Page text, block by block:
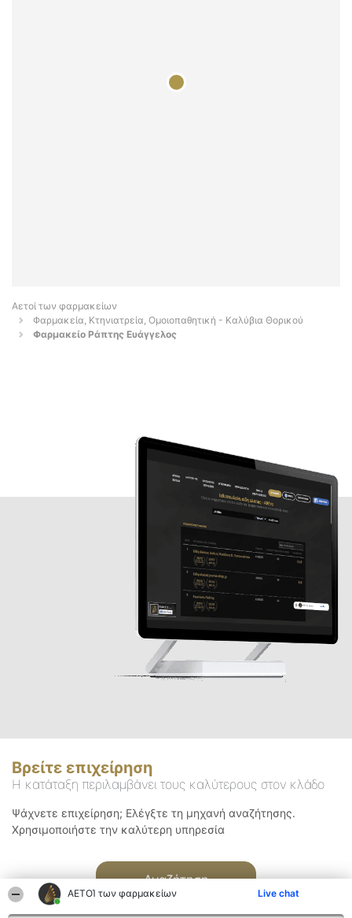
ΑΕΤΟΊ των φαρμακείων Live chat
Αετοί των φαρμακείων
Φαρμακεία, Κτηνιατρεία, Ομοιοπαθητική - Καλύβια Θορικού
Φαρμακείο Ράπτης Ευάγγελος
Βρείτε επιχείρηση
Η κατάταξη περιλαμβάνει τους καλύτερους στον κλάδο
Ψάχνετε επιχείρηση; Ελέγξτε τη μηχανή αναζήτησης.
Χρησιμοποιήστε την καλύτερη υπηρεσία
Αναζήτηση